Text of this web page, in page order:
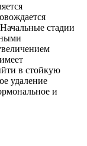
стадии
в стойкую
удаление
и